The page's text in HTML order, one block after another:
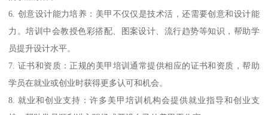
6. 创意设计能力培养：美甲不仅仅是技术活，还需要创意和设计能
力。培训中会教授色彩搭配、图案设计、流行趋势等知识，帮助学
员提升设计水平。
7. 证书和资质：正规的美甲培训通常提供相应的证书和资质，帮助
学员在就业或创业时获得更多认可和机会。
8. 就业和创业支持：许多美甲培训机构会提供就业指导和创业支